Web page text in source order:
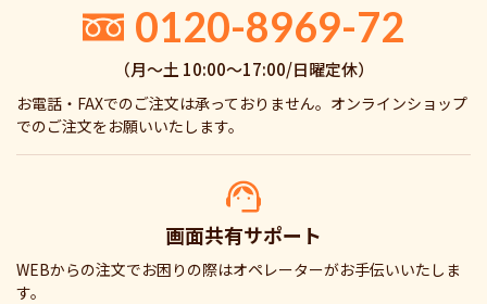
0120-8969-72
（月〜土 10:00〜17:00/日曜定休）
お電話・FAXでのご注文は承っておりません。オンラインショップ
でのご注文をお願いいたします。
画面共有サポート
WEBからの注文でお困りの際はオペレーターがお手伝いいたしま
す。